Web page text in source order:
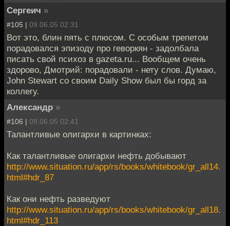
Сергеич »
#105 | 09.06.05 02:31
Вот это, блин пять с плюсом. С особым трепетом
порадовался эпизоду про геворкян - задолбала
писать свой психоз в gazeta.ru... Вообщем очень
здорово, Дмотрий: порадовали - нету слов. Думаю,
John Stewart со своим Daily Show был бы горд за
коллегу.
Александр »
#106 | 09.06.05 02:41
Талантливые олигархи в картинках:
Как талантливые олигархи нефть добывают
http://www.situation.ru/app/rs/books/whitebook/gr_all14.
html#hdr_87
Как они нефть разведуют
http://www.situation.ru/app/rs/books/whitebook/gr_all18.
html#hdr_113